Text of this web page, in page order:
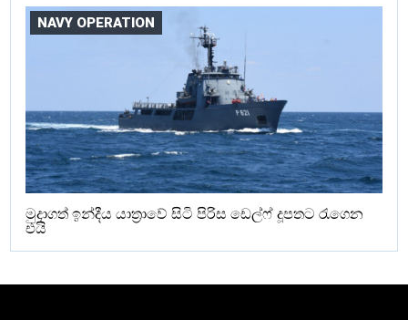
NAVY OPERATION
මුදාගත් ඉන්දීය යාත්‍රාවේ සිටි පිරිස ඩෙල්ෆ් දූපතට රැගෙන
එයි